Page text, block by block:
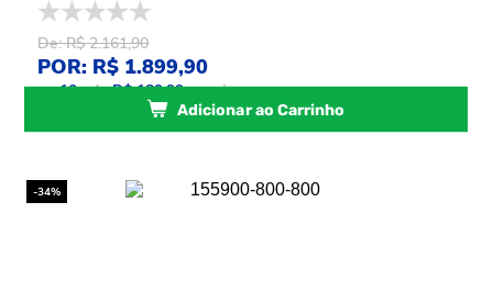
De: R$ 2.161,90
POR: R$ 1.899,90
ou10xdeR$ 189,99sem juros
Adicionar ao Carrinho
-34%